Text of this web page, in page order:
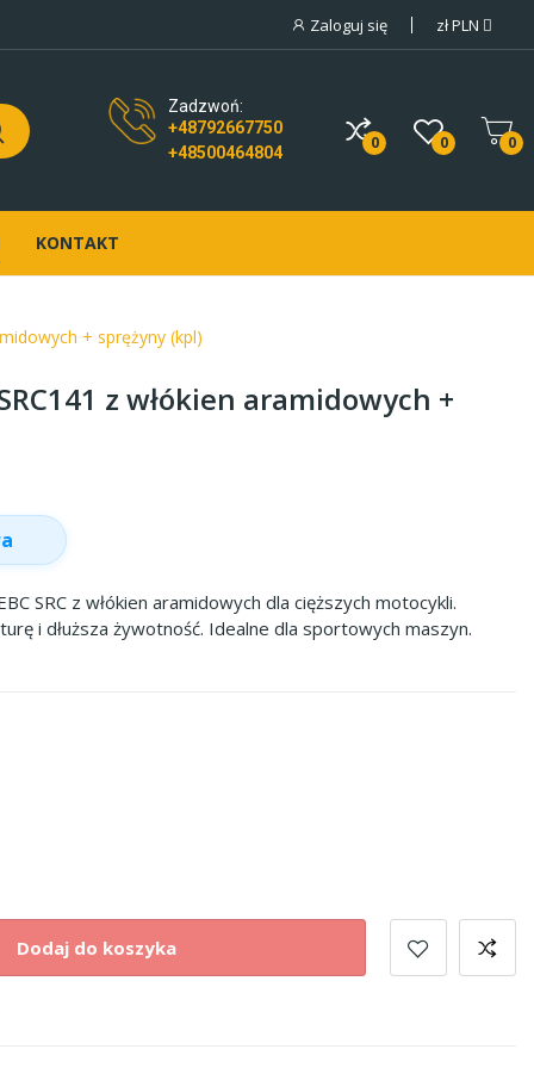
Zaloguj się złPLN
Zadzwoń:
+48792667750
+48500464804
0 0 0
KONTAKT
+ sprężyny (kpl)
z włókien aramidowych +
SRC z włókien aramidowych dla cięższych motocykli.
i dłuższa żywotność. Idealne dla sportowych maszyn.
Dodaj do koszyka